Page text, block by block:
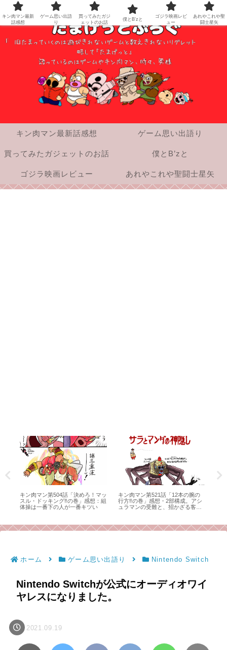
キン肉マン最新話感想 ゲーム思い出語り
買ってみたガジェットのお話 僕とB’zと
ゴジラ映画レビュー あれやこれや聖闘士星矢
キン肉マン第504話「決めろ！マッ
スル・ドッキング‼の巻」感想：組
体操は一番下の人が一番キツい
キン肉マン第521話「12本の腕の
行方‼の巻」感想・2部構成。アシ
ュラマンの受難と、招かざる客
ホーム ゲーム思い出語り Nintendo Switch
Nintendo Switchが公式にオーディオワイ
ヤレスになりました。
2021.09.19
キン肉マン最新
話感想
ゲーム思い出語
り
買ってみたガジ
ェットのお話
僕とB’zと
ゴジラ映画レビ
ュー
あれやこれや聖
闘士星矢